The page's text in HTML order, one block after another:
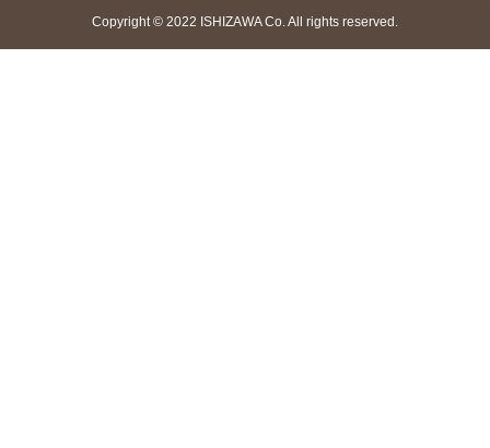
Copyright © 2022 ISHIZAWA Co. All rights reserved.